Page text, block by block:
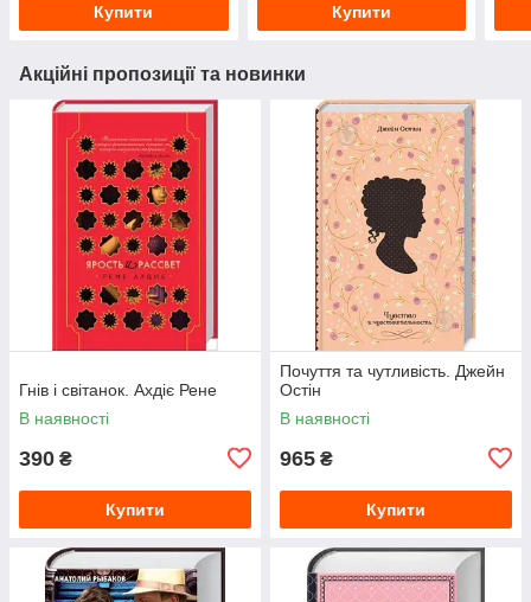
Купити Купити
Акційні пропозиції та новинки
Гнів і світанок. Ахдіє Рене
В наявності
390 ₴
Купити
Почуття та чутливість. Джейн
Остін
В наявності
965 ₴
Купити